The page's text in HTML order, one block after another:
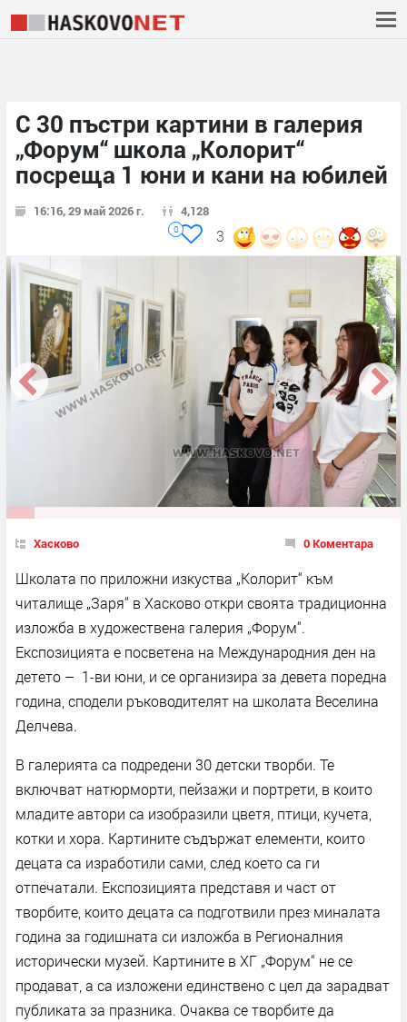
С 30 пъстри картини в галерия
„Форум“ школа „Колорит“
посреща 1 юни и кани на юбилей
16:16, 29 май 2026 г. 4,128
3
0
Хасково 0 Коментара
Школата по приложни изкуства „Колорит“ към
читалище „Заря“ в Хасково откри своята традиционна
изложба в художествена галерия „Форум“.
Експозицията е посветена на Международния ден на
детето – 1-ви юни, и се организира за девета поредна
година, сподели ръководителят на школата Веселина
Делчева.
В галерията са подредени 30 детски творби. Те
включват натюрморти, пейзажи и портрети, в които
младите автори са изобразили цветя, птици, кучета,
котки и хора. Картините съдържат елементи, които
децата са изработили сами, след което са ги
отпечатали. Експозицията представя и част от
творбите, които децата са подготвили през миналата
година за годишната си изложба в Регионалния
исторически музей. Картините в ХГ „Форум“ не се
продават, а са изложени единствено с цел да зарадват
публиката за празника. Очаква се творбите да